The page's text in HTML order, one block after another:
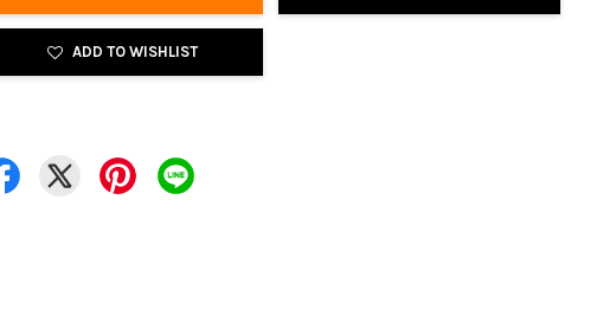
ADD TO WISHLIST